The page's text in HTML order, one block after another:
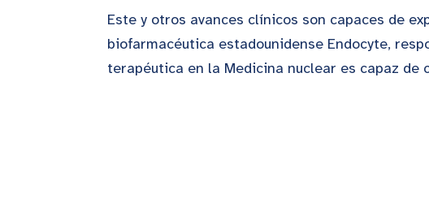
Este y otros avances clínicos son capaces de
biofarmacéutica estadounidense Endocyte,
terapéutica en la Medicina nuclear es capaz